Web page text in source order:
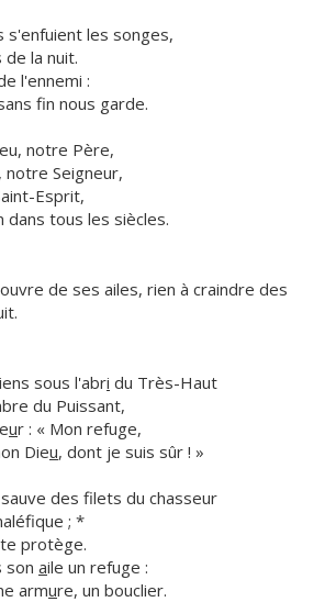
s'enfuient les songes,
la nuit.
l'ennemi :
fin nous garde.
notre Père,
notre Seigneur,
Esprit,
dans tous les siècles.
de ses ailes, rien à craindre des
sous l'abri du Très-Haut
du Puissant,
ur : « Mon refuge,
Dieu, dont je suis sûr ! »
des filets du chasseur
; *
protège.
son aile un refuge :
armure, un bouclier.